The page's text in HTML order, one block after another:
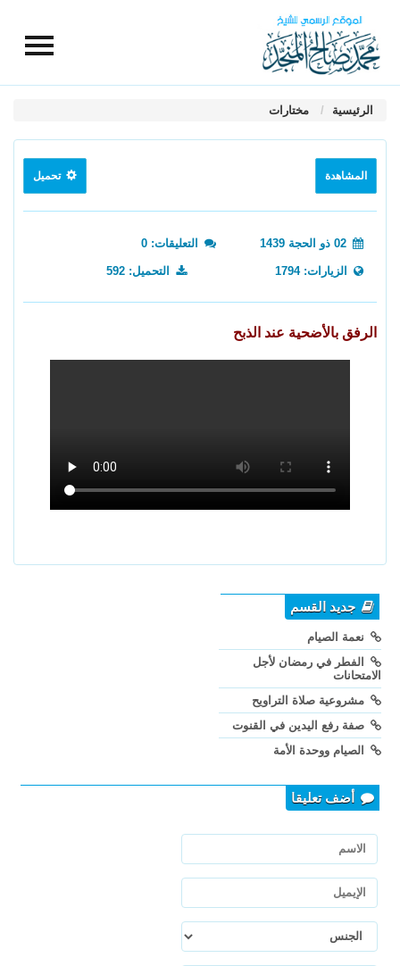
الرئيسية مختارات
المشاهدة تحميل
التعليقات: 0
الزيارات: 1794 التحميل: 592
الرفق بالأضحية عند الذبح
جديد القسم
نعمة الصيام
الفطر في رمضان لأجل
الامتحانات
مشروعية صلاة التراويح
صفة رفع اليدين في القنوت
الصيام ووحدة الأمة
أضف تعليقا